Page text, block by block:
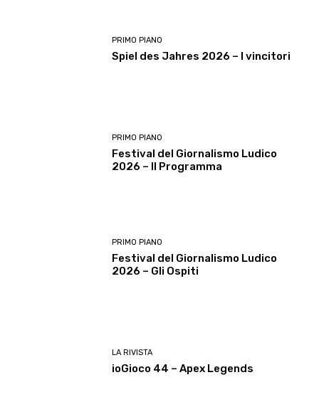
PRIMO PIANO
Spiel des Jahres 2026 – I vincitori
PRIMO PIANO
Festival del Giornalismo Ludico
2026 – Il Programma
PRIMO PIANO
Festival del Giornalismo Ludico
2026 – Gli Ospiti
LA RIVISTA
ioGioco 44 – Apex Legends